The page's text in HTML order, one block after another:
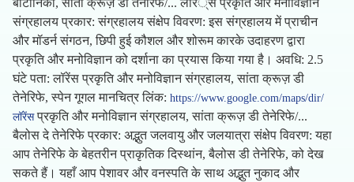
बोटानिको, सांता क्रूज़ डी तेनेरिफे/... लॉरें्स प्रकृति और मनोविज्ञान
संग्रहालय प्रकार: संग्रहालय संक्षेप विवरण: इस संग्रहालय में प्राचीन
और मॉडर्न संगठन, छिपी हुई कौशल और शोरूम कारके उदाहरण द्वारा
प्रकृति और मनोविज्ञान को दर्शाना का प्रयास किया गया है। अवधि: 2.5
घंटे पता: लॉरेंस प्रकृति और मनोविज्ञान संग्रहालय, सांता क्रूज़ डी
तेनेरिफे, स्पेन गूगल मानचित्र लिंक: https://www.google.com/maps/dir/
लॉरेंसप्रकृति और मनोविज्ञान संग्रहालय, सांता क्रूज़ डी तेनेरिफे/...
बैलोस दे तेनेरिफे प्रकार: अद्भुत जलवायु और जलयात्रा संक्षेप विवरण: यहा
आप तेनेरिफे के बेहतरीन प्राकृतिक दिस्थांन, बैलोस डी तेनेरिफे, को देख
सकते हैं। यहाँ आप पेशावर और वनस्पति के साथ अद्भुत नुकाद और